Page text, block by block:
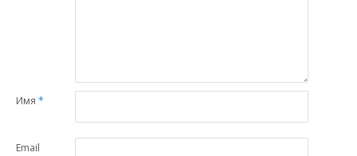
Имя*
Email